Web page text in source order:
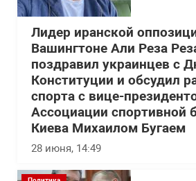
Лидер иранской
Вашингтоне Али Реза
поздравил украинцев с
Конституции и обсудил
спорта с вице-
Ассоциации спортивной
Киева Михаилом Бугаем
28 июня, 14:49